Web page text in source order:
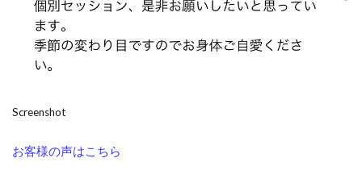
Screenshot
お客様の声はこちら